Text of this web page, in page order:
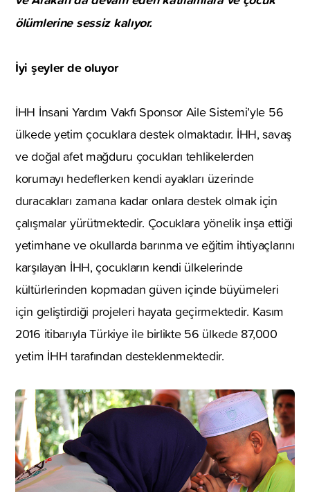
ölümlerine sessiz kalıyor.
İyi şeyler de oluyor
İHH İnsani Yardım Vakfı Sponsor Aile Sistemi’yle 56
ülkede yetim çocuklara destek olmaktadır. İHH, savaş
ve doğal afet mağduru çocukları tehlikelerden
korumayı hedeflerken kendi ayakları üzerinde
duracakları zamana kadar onlara destek olmak için
çalışmalar yürütmektedir. Çocuklara yönelik inşa ettiği
yetimhane ve okullarda barınma ve eğitim ihtiyaçlarını
karşılayan İHH, çocukların kendi ülkelerinde
kültürlerinden kopmadan güven içinde büyümeleri
için geliştirdiği projeleri hayata geçirmektedir. Kasım
2016 itibarıyla Türkiye ile birlikte 56 ülkede 87,000
yetim İHH tarafından desteklenmektedir.